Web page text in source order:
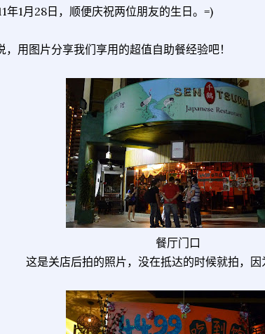
年1月28日，顺便庆祝两位朋友的生日。=)
，用图片分享我们享用的超值自助餐经验吧！
餐厅门口
这是关店后拍的照片，没在抵达的时候就拍，